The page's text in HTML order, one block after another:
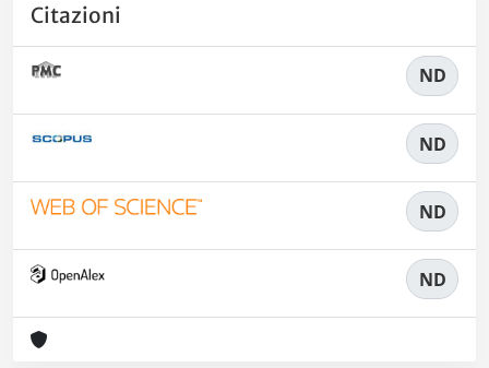
Citazioni
ND
ND
ND
ND